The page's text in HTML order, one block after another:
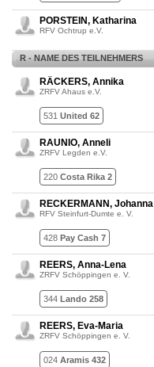
PORSTEIN, Katharina
RFV Ochtrup e.V.
R - NAME DES TEILNEHMERS
RÄCKERS, Annika
ZRFV Ahaus e.V.
531 United 62
RAUNIO, Anneli
ZRFV Legden e.V.
220 Costa Rika 2
RECKERMANN, Johanna
RFV Steinfurt-Dumte e. V.
428 Pay Cash 7
REERS, Anna-Lena
ZRFV Schöppingen e. V.
344 Lando 258
REERS, Eva-Maria
ZRFV Schöppingen e. V.
024 Aramis 432